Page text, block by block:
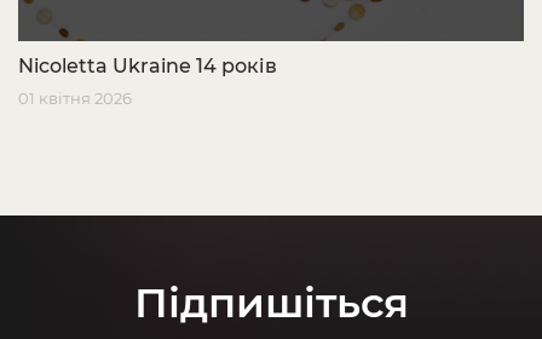
Nicoletta Ukraine 14 років
01 квітня 2026
Підпишіться